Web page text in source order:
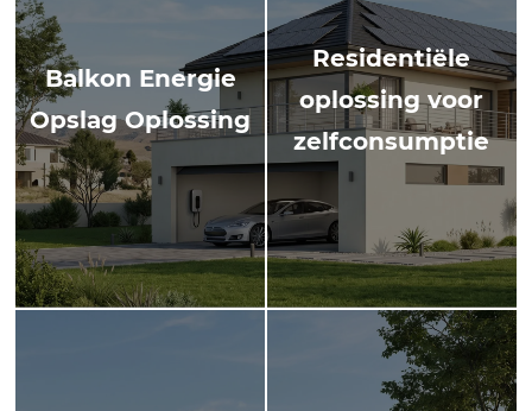
Balkon Energie
Opslag Oplossing
Residentiële
oplossing voor
zelfconsumptie